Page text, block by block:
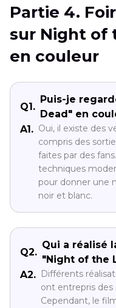
Partie 4.
sur Night of
en couleur
Q1.
Puis-je
Dead" en
A1. Oui, il existe des
compris des
faites par des
techniques
pour donner une
noir et blanc.
Q2.
Qui a réalisé
"Night of the
A2. Différents
ont entrepris des
Cependant, le